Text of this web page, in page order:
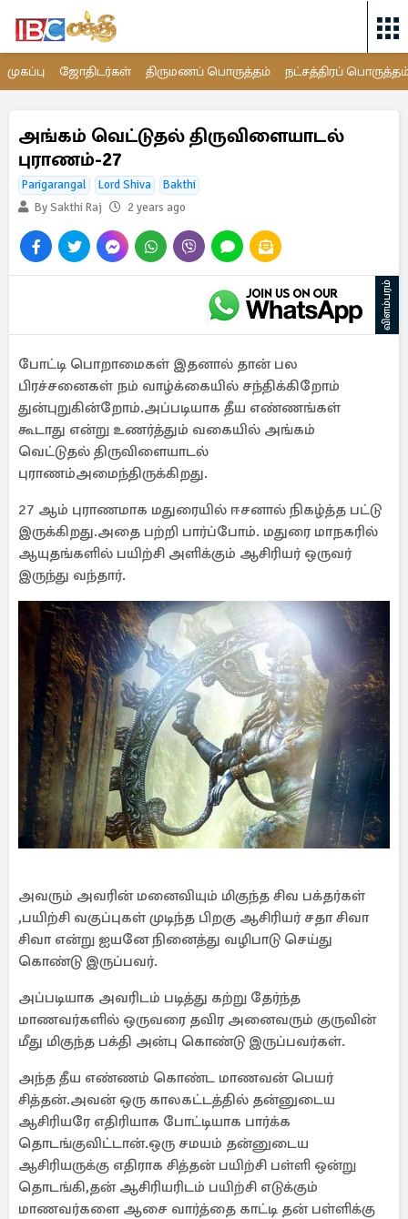
முகப்பு ஜோதிடர்கள் திருமணப் பொருத்தம் நட்சத்திரப்
அங்கம் வெட்டுதல் திருவிளையாடல்
புராணம்-27
Parigarangal Lord Shiva
Bakthi
By Sakthi Raj
2 years ago
விளம்பரம்
போட்டி பொறாமைகள் இதனால் தான் பல
பிரச்சனைகள் நம் வாழ்க்கையில் சந்திக்கிறோம்
துன்புறுகின்றோம்.அப்படியாக தீய எண்ணங்கள்
கூடாது என்று உணர்த்தும் வகையில் அங்கம்
வெட்டுதல் திருவிளையாடல்
புராணம்அமைந்திருக்கிறது.
27 ஆம் புராணமாக மதுரையில் ஈசனால் நிகழ்த்த பட்டு
இருக்கிறது.அதை பற்றி பார்ப்போம். மதுரை மாநகரில்
ஆயுதங்களில் பயிற்சி அளிக்கும் ஆசிரியர் ஒருவர்
இருந்து வந்தார்.
அவரும் அவரின் மனைவியும் மிகுந்த சிவ பக்தர்கள்
,பயிற்சி வகுப்புகள் முடிந்த பிறகு ஆசிரியர் சதா சிவா
சிவா என்று ஐயனே நினைத்து வழிபாடு செய்து
கொண்டு இருப்பவர்.
அப்படியாக அவரிடம் படித்து கற்று தேர்ந்த
மாணவர்களில் ஒருவரை தவிர அனைவரும் குருவின்
மீது மிகுந்த பக்தி அன்பு கொண்டு இருப்பவர்கள்.
அந்த தீய எண்ணம் கொண்ட மாணவன் பெயர்
சித்தன்.அவன் ஒரு காலகட்டத்தில் தன்னுடைய
ஆசிரியரே எதிரியாக போட்டியாக பார்க்க
தொடங்குவிட்டான்.ஒரு சமயம் தன்னுடைய
ஆசிரியருக்கு எதிராக சித்தன் பயிற்சி பள்ளி ஒன்று
தொடங்கி,தன் ஆசிரியரிடம் பயிற்சி எடுக்கும்
மாணவர்களை ஆசை வார்த்தை காட்டி தன் பள்ளிக்கு